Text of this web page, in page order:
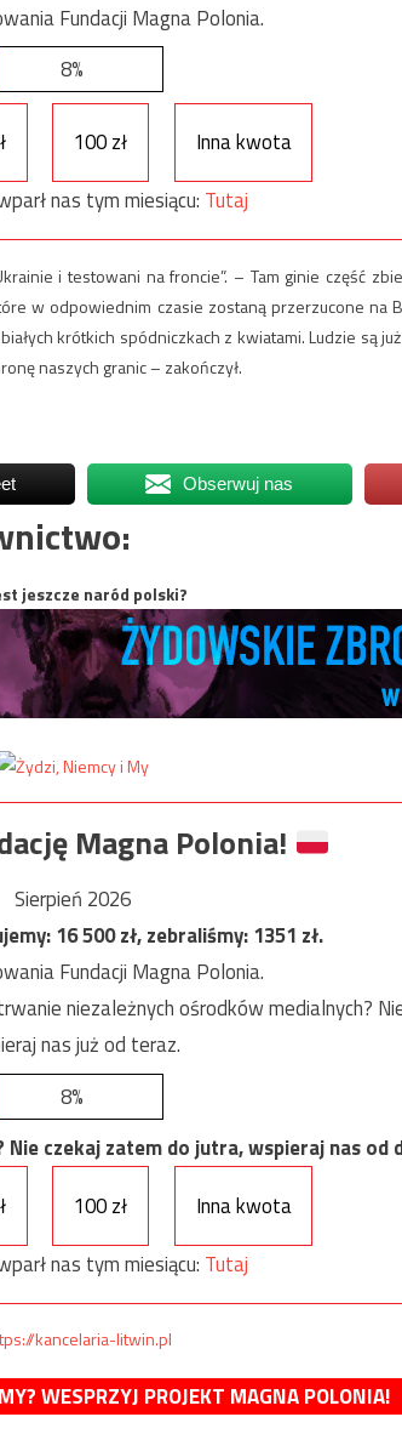
Fundacji Magna Polonia.
8%
100 zł
Inna kwota
nas tym miesiącu: Tutaj
i testowani na froncie”. – Tam ginie część
w odpowiednim czasie zostaną przerzucone na
krótkich spódniczkach z kwiatami. Ludzie są
naszych granic – zakończył.
Obserwuj nas
jeszcze naród polski?
Magna Polonia!
Sierpień 2026
16 500zł, zebraliśmy:1351 zł.
Fundacji Magna Polonia.
niezależnych ośrodków medialnych?
nas już od teraz.
8%
czekaj zatem do jutra, wspieraj nas od
100 zł
Inna kwota
nas tym miesiącu: Tutaj
kancelaria-litwin.pl
WESPRZYJ PROJEKT MAGNA POLONIA!